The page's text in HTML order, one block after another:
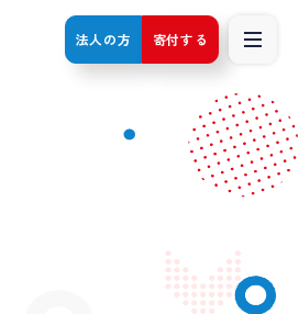
法人の方 寄付する